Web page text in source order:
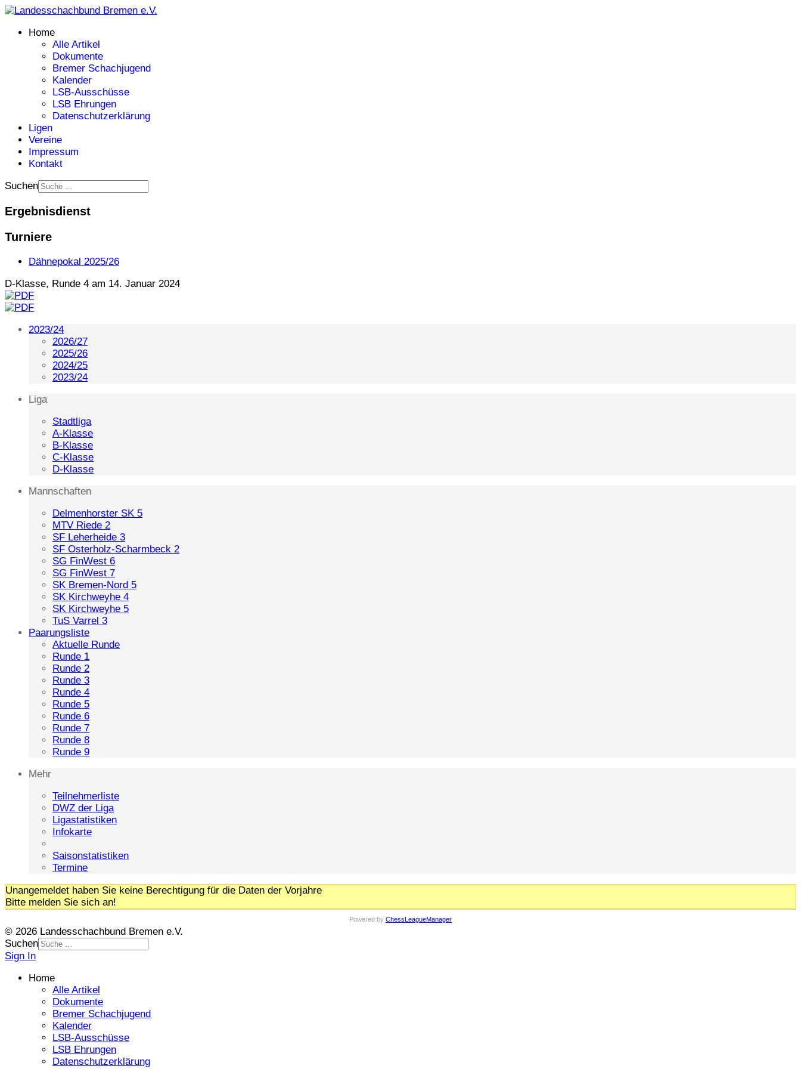
Home
Alle Artikel
Dokumente
Bremer Schachjugend
Kalender
LSB-Ausschüsse
LSB Ehrungen
Datenschutzerklärung
Ligen
Vereine
Impressum
Kontakt
Suchen
Ergebnisdienst
Turniere
Dähnepokal 2025/26
D-Klasse, Runde 4 am 14. Januar 2024
2023/24
2026/27
2025/26
2024/25
2023/24
Liga
Stadtliga
A-Klasse
B-Klasse
C-Klasse
D-Klasse
Mannschaften
Delmenhorster SK 5
MTV Riede 2
SF Leherheide 3
SF Osterholz-Scharmbeck 2
SG FinWest 6
SG FinWest 7
SK Bremen-Nord 5
SK Kirchweyhe 4
SK Kirchweyhe 5
TuS Varrel 3
Paarungsliste
Aktuelle Runde
Runde 1
Runde 2
Runde 3
Runde 4
Runde 5
Runde 6
Runde 7
Runde 8
Runde 9
Mehr
Teilnehmerliste
DWZ der Liga
Ligastatistiken
Infokarte
Saisonstatistiken
Termine
Unangemeldet haben Sie keine Berechtigung für die Daten der Vorjahre
Bitte melden Sie sich an!
Powered by ChessLeagueManager
© 2026 Landesschachbund Bremen e.V.
Suchen
Sign In
Home
Alle Artikel
Dokumente
Bremer Schachjugend
Kalender
LSB-Ausschüsse
LSB Ehrungen
Datenschutzerklärung